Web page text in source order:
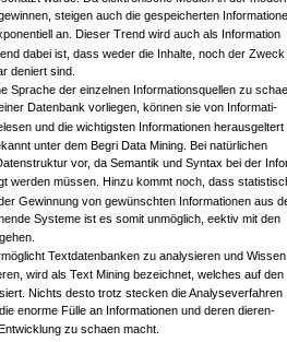
steigen auch die gespeicherten
an. Dieser Trend wird auch als Information
dabei ist, dass weder die Inhalte, noch der
deniert sind.
Sprache der einzelnen Informationsquellen zu
Datenbank vorliegen, können sie von Informati-
und die wichtigsten Informationen herausgeltert
unter dem Begri Data Mining. Bei natürlichen
vor, da Semantik und Syntax bei der
werden müssen. Hinzu kommt noch, dass
Gewinnung von gewünschten Informationen aus
Systeme ist es somit unmöglich, eektiv mit den
Textdatenbanken zu analysieren und
wird als Text Mining bezeichnet, welches auf den
Nichts desto trotz stecken die Analyseverfahren
enorme Fülle an Informationen und deren dieren-
zu schaen macht.